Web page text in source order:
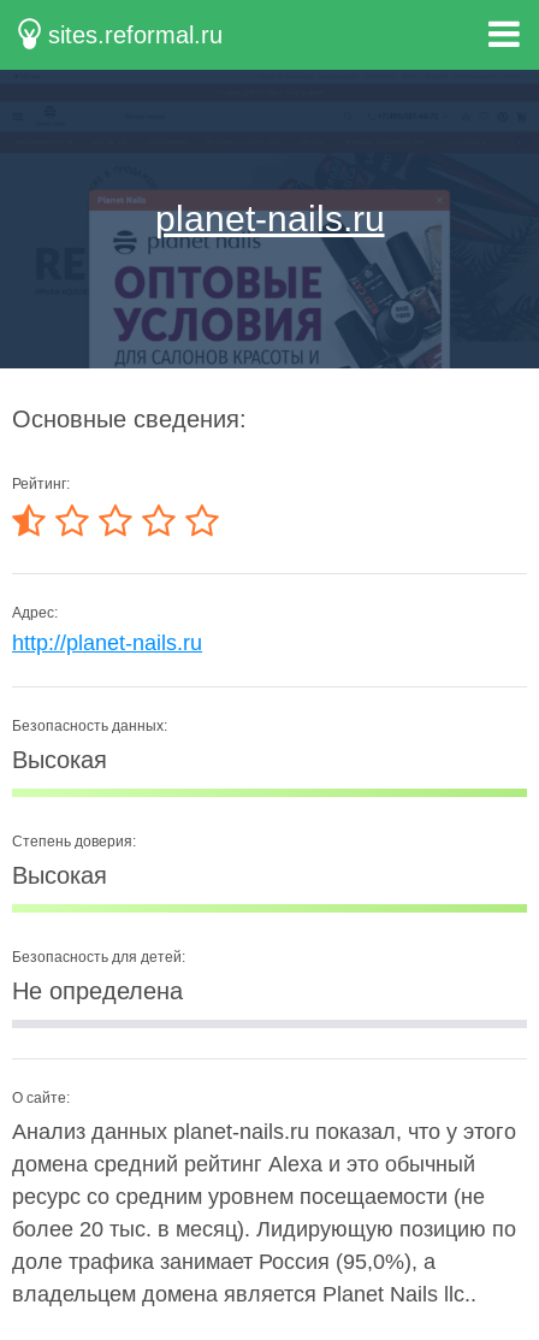
sites.reformal.ru
planet-nails.ru
Основные сведения:
Рейтинг:
Адрес:
http://planet-nails.ru
Безопасность данных:
Высокая
Степень доверия:
Высокая
Безопасность для детей:
Не определена
О сайте:
Анализ данных planet-nails.ru показал, что у этого
домена средний рейтинг Alexa и это обычный
ресурс со средним уровнем посещаемости (не
более 20 тыс. в месяц). Лидирующую позицию по
доле трафика занимает Россия (95,0%), а
владельцем домена является Planet Nails llc..